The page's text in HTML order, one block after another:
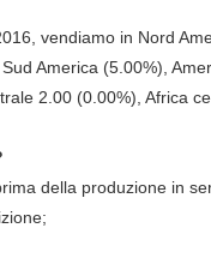
vendiamo in Nord
America (5.00%),
2.00 (0.00%), Africa
della produzione in